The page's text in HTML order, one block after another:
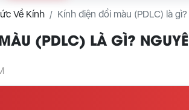
Về Kính Kính điện đổi màu (PDLC) là
(PDLC) LÀ GÌ?